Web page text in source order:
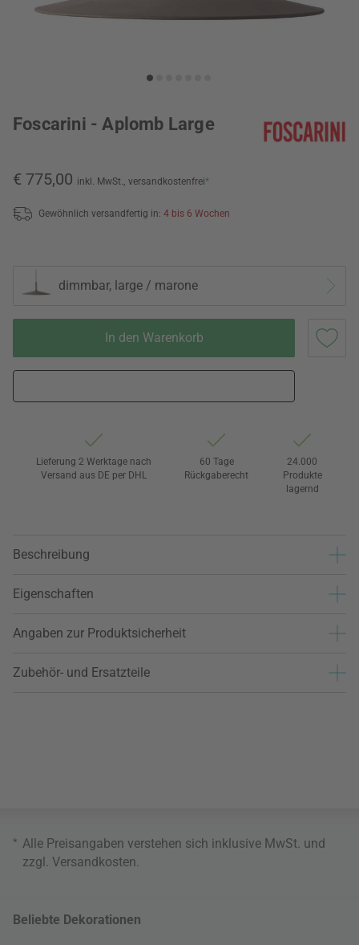
Foscarini - Aplomb Large
€ 775,00 inkl. MwSt., versandkostenfrei*
Gewöhnlich versandfertig in: 4 bis 6 Wochen
dimmbar, large / marone
In den Warenkorb
Lieferung 2 Werktage nach
Versand aus DE per DHL
60 Tage
Rückgaberecht
24.000
Produkte
lagernd
Beschreibung
Eigenschaften
Angaben zur Produktsicherheit
Zubehör- und Ersatzteile
* Alle Preisangaben verstehen sich inklusive MwSt. und
zzgl. Versandkosten
Beliebte Dekorationen